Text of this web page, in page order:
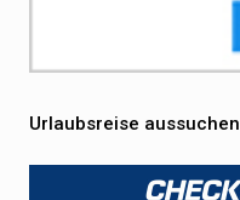
Urlaubsreise aussuchen